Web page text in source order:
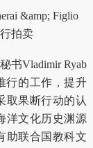
书Vladimir Ryab
行的工作，提升
取果断行动的认
洋文化历史渊源
助联合国教科文